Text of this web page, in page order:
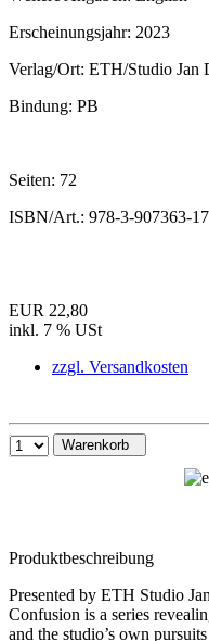
Erscheinungsjahr: 2023
Verlag/Ort: ETH/Studio Jan
Bindung: PB
Seiten: 72
ISBN/Art.: 978-3-907363-
EUR 22,80
inkl. 7 % USt
zzgl. Versandkosten
Warenkorb
Produktbeschreibung
Presented by ETH Studio
Confusion is a series
and the studio’s own